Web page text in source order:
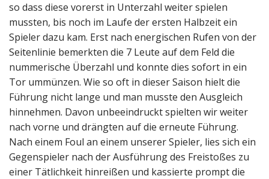
so dass diese vorerst in Unterzahl weiter spielen
mussten, bis noch im Laufe der ersten Halbzeit ein
Spieler dazu kam. Erst nach energischen Rufen von der
Seitenlinie bemerkten die 7 Leute auf dem Feld die
nummerische Überzahl und konnte dies sofort in ein
Tor ummünzen. Wie so oft in dieser Saison hielt die
Führung nicht lange und man musste den Ausgleich
hinnehmen. Davon unbeeindruckt spielten wir weiter
nach vorne und drängten auf die erneute Führung.
Nach einem Foul an einem unserer Spieler, lies sich ein
Gegenspieler nach der Ausführung des Freistoßes zu
einer Tätlichkeit hinreißen und kassierte prompt die